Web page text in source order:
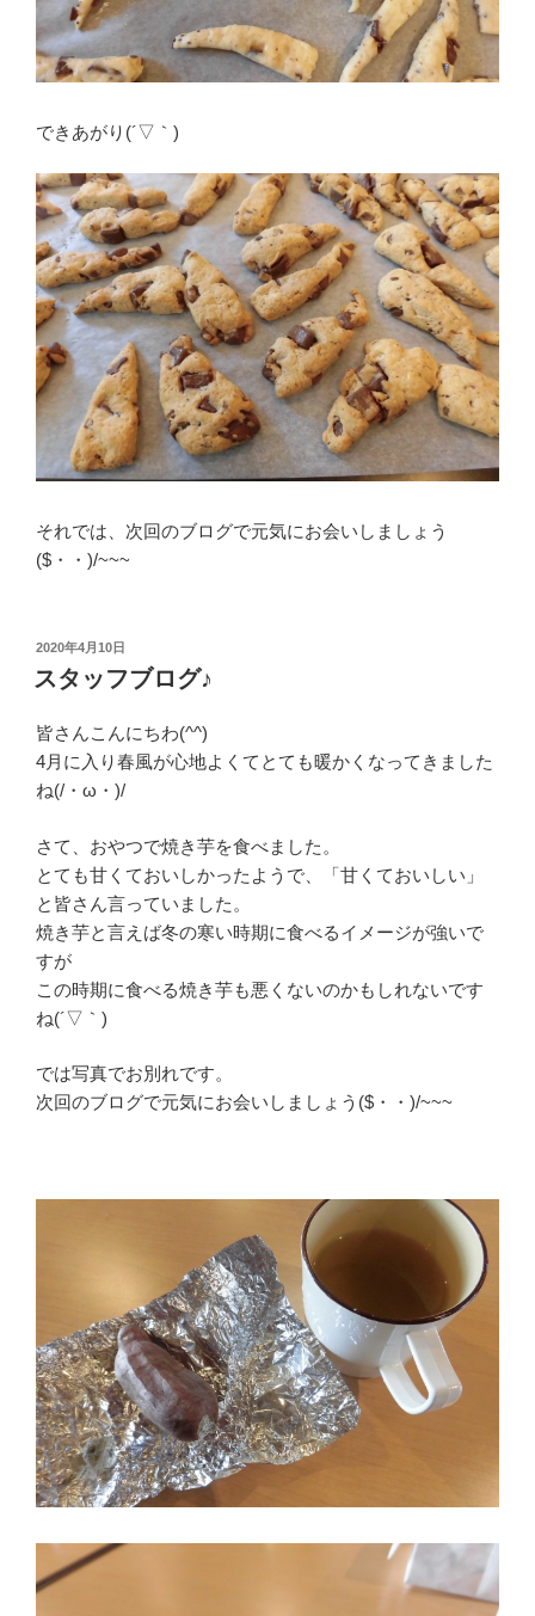
できあがり(´▽｀)
それでは、次回のブログで元気にお会いしましょう
($・・)/~~~
投
稿
日:
2020年4月10日
スタッフブログ♪
皆さんこんにちわ(^^)
4月に入り春風が心地よくてとても暖かくなってきました
ね(/・ω・)/
さて、おやつで焼き芋を食べました。
とても甘くておいしかったようで、「甘くておいしい」
と皆さん言っていました。
焼き芋と言えば冬の寒い時期に食べるイメージが強いで
すが
この時期に食べる焼き芋も悪くないのかもしれないです
ね(´▽｀)
では写真でお別れです。
次回のブログで元気にお会いしましょう($・・)/~~~